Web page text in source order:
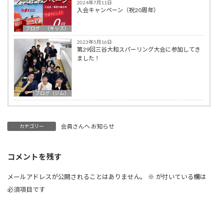
ブログ （キッズ）
2024年7月11日
入会キャンペーン（祝20周年）
ブログ（ジム）
2023年5月16日
第29回三谷大和スパーリング大会に参加してき
ました！
カテゴリー 会員さんへ お知らせ
コメントを残す
メールアドレスが公開されることはありません。 ※ が付いている欄は
必須項目です